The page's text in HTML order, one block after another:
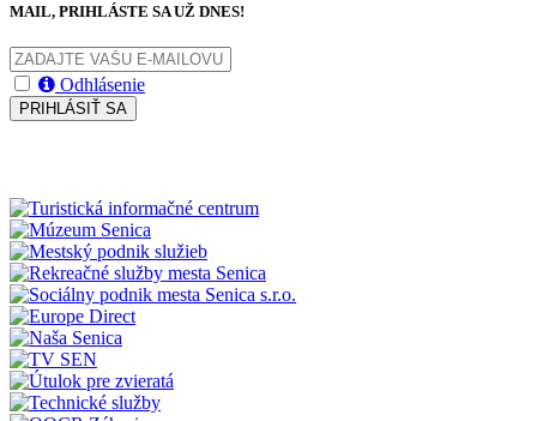
MAIL, PRIHLÁSTE SA UŽ DNES!
Odhlásenie
PRIHLÁSIŤ SA